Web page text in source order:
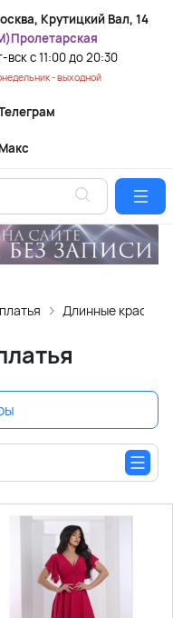
Крутицкий Вал, 14
вск с 11:00 до 20:30
- выходной
Макс
Длинные красные